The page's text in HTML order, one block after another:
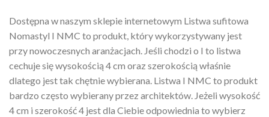
Dostępna w naszym sklepie internetowym Listwa sufitowa
Nomastyl I NMC to produkt, który wykorzystywany jest
przy nowoczesnych aranżacjach. Jeśli chodzi o I to listwa
cechuje się wysokością 4 cm oraz szerokością właśnie
dlatego jest tak chętnie wybierana. Listwa I NMC to produkt
bardzo często wybierany przez architektów. Jeżeli wysokość
4 cm i szerokość 4 jest dla Ciebie odpowiednia to wybierz